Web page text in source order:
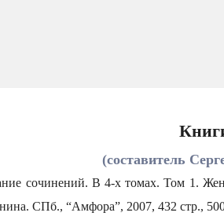
(составитель
сочинений. В 4-х томах. Том 1.
СПб., “Амфора”, 2007, 432 стр.,